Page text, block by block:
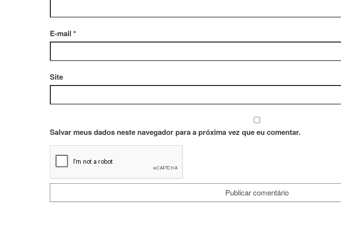
E-mail *
Site
Salvar meus dados neste navegador para a próxima vez que eu comentar.